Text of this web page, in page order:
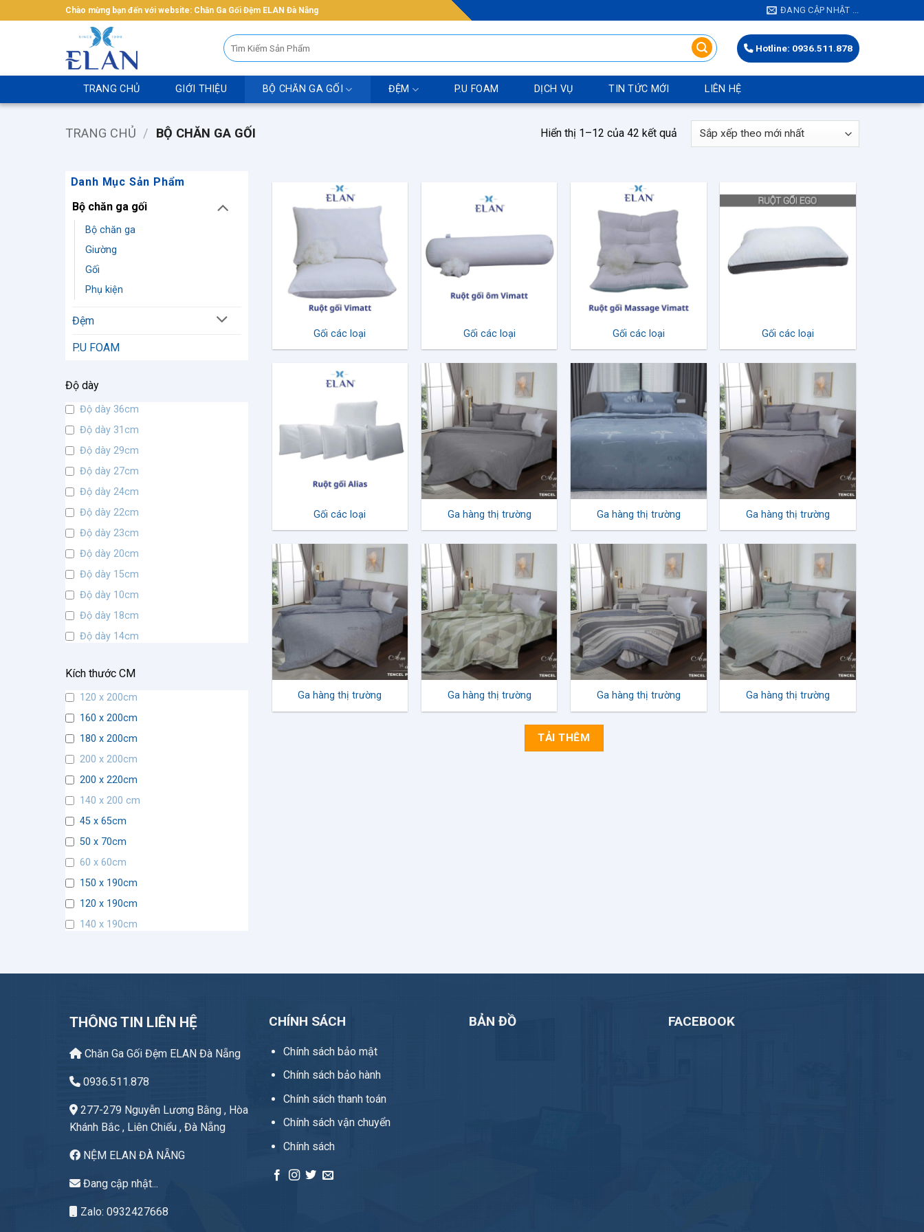
qua
Chào mừng bạn đến với website: Chăn Ga Gối Đệm ELAN Đà Nẵng ĐANG CẬP NHẬT ...
Tìm
kiếm:
Hotline: 0936.511.878
TRANG CHỦ GIỚI THIỆU BỘ CHĂN GA GỐI ĐỆM P.U FOAM DỊCH VỤ TIN TỨC MỚI LIÊN HỆ
TRANG CHỦ / BỘ CHĂN GA GỐI Hiển thị 1–12 của 42 kết quả
sắp
nhất
Danh Mục Sản Phẩm
Bộ chăn ga gối
Bộ chăn ga
Giường
Gối
Phụ kiện
Đệm
P.U FOAM
Độ dày
Độ dày 36cm
Độ dày 31cm
Độ dày 29cm
Độ dày 27cm
Độ dày 24cm
Độ dày 22cm
Độ dày 23cm
Độ dày 20cm
Độ dày 15cm
Độ dày 10cm
Độ dày 18cm
Độ dày 14cm
Độ dày 7cm
Độ dày 5cm
Độ dày 12cm
Kích thước CM
120 x 200cm
160 x 200cm
180 x 200cm
200 x 200cm
200 x 220cm
140 x 200 cm
45 x 65cm
50 x 70cm
60 x 60cm
150 x 190cm
120 x 190cm
140 x 190cm
45 x 45cm
Gối các loại Gối các loại Gối các loại Gối các loại
Gối các loại Ga hàng thị trường Ga hàng thị trường Ga hàng thị trường
Ga hàng thị trường Ga hàng thị trường Ga hàng thị trường Ga hàng thị trường
TẢI THÊM
THÔNG TIN LIÊN HỆ
Chăn Ga Gối Đệm ELAN Đà Nẵng
0936.511.878
277-279 Nguyễn Lương Bằng , Hòa
Khánh Bắc , Liên Chiểu , Đà Nẵng
NỆM ELAN ĐÀ NẴNG
Đang cập nhật...
Zalo: 0932427668
CHÍNH SÁCH
Chính sách bảo mật
Chính sách bảo hành
Chính sách thanh toán
Chính sách vận chuyển
Chính sách
BẢN ĐỒ FACEBOOK